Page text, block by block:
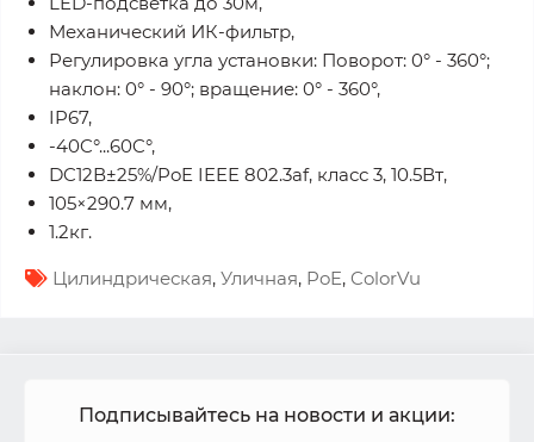
Механический ИК-фильтр,
Регулировка угла установки: Поворот: 0° - 360°;
наклон: 0° - 90°; вращение: 0° - 360°,
IP67,
-40C°...60C°,
DC12В±25%/PoE IEEE 802.3af, класс 3, 10.5Вт,
105×290.7 мм,
1.2кг.
Цилиндрическая, Уличная, PoE, ColorVu
Подписывайтесь на новости и акции: